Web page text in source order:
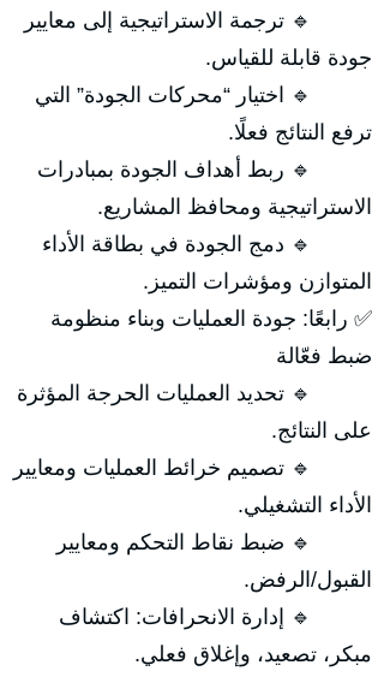
🔹 ترجمة الاستراتيجية إلى معايير
جودة قابلة للقياس.
🔹 اختيار “محركات الجودة” التي
ترفع النتائج فعلًا.
🔹 ربط أهداف الجودة بمبادرات
الاستراتيجية ومحافظ المشاريع.
🔹 دمج الجودة في بطاقة الأداء
المتوازن ومؤشرات التميز.
✅ رابعًا: جودة العمليات وبناء منظومة
ضبط فعّالة
🔹 تحديد العمليات الحرجة المؤثرة
على النتائج.
🔹 تصميم خرائط العمليات ومعايير
الأداء التشغيلي.
🔹 ضبط نقاط التحكم ومعايير
القبول/الرفض.
🔹 إدارة الانحرافات: اكتشاف
مبكر، تصعيد، وإغلاق فعلي.